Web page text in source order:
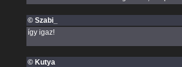
© Szabi_
így igaz!
© Kutya